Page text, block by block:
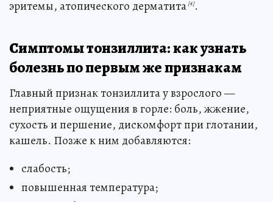
эритемы, атопического дерматита [4].
Симптомы тонзиллита: как узнать
болезнь по первым же признакам
Главный признак тонзиллита у взрослого —
неприятные ощущения в горле: боль, жжение,
сухость и першение, дискомфорт при глотании,
кашель. Позже к ним добавляются:
слабость;
повышенная температура;